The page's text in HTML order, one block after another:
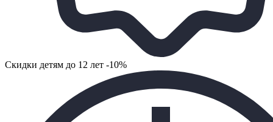
Cкидки детям до 12 лет -10%